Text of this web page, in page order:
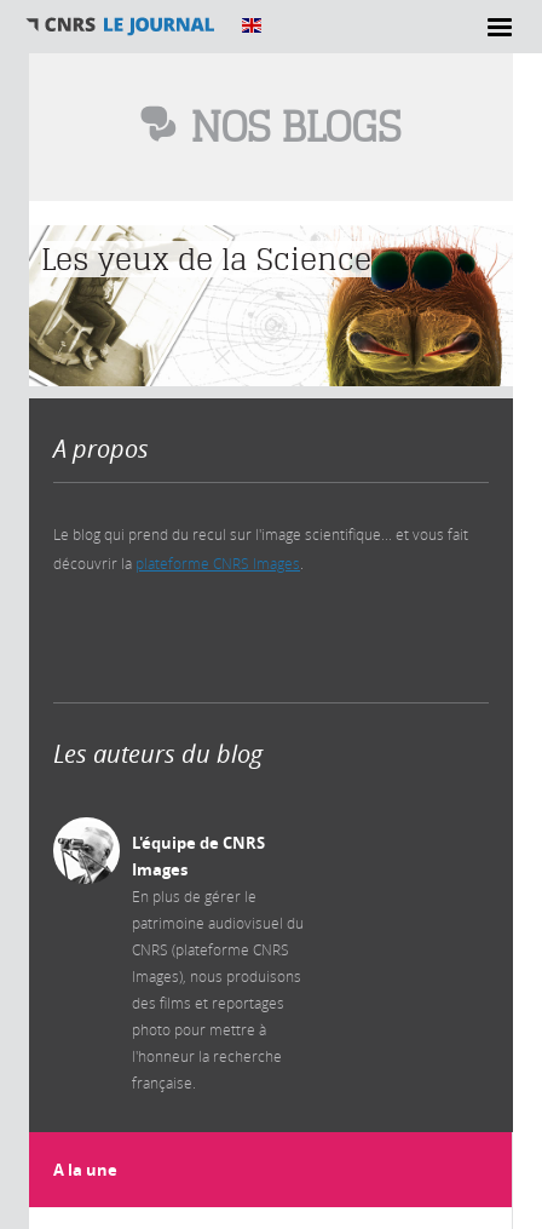
NOS BLOGS
Vous êtes ici
Les yeux de la Science
A propos
Le blog qui prend du recul sur l'image scientifique... et vous fait
découvrir la plateforme CNRS Images.
Les auteurs du blog
L'équipe de CNRS
Images
En plus de gérer le
patrimoine audiovisuel du
CNRS (plateforme CNRS
Images), nous produisons
des films et reportages
photo pour mettre à
l'honneur la recherche
française.
A la une